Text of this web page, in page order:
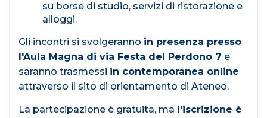
su borse di studio, servizi di ristorazione e
alloggi.
Gli incontri si svolgeranno in presenza presso
l'Aula Magna di via Festa del Perdono 7 e
saranno trasmessi in contemporanea online
attraverso il sito di orientamento di Ateneo.
La partecipazione è gratuita, ma l'iscrizione è